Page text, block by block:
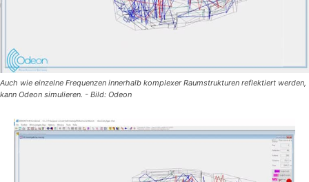
Auch wie einzelne Frequenzen innerhalb komplexer Raumstrukturen reflektiert werden,
kann Odeon simulieren. - Bild: Odeon